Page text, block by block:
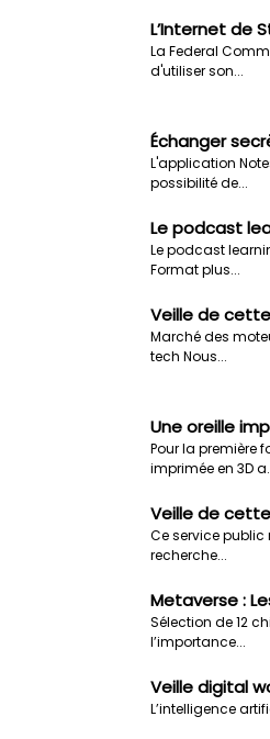
L’Internet de
La Federal
d'utiliser son...
Échanger
L'application
possibilité de...
Le podcast
Le podcast
Format plus...
Veille de
Marché des
tech Nous...
Une oreille
Pour la première
imprimée en 3D
Veille de
Ce service
recherche...
Metaverse :
Sélection de 12
l’importance...
Veille digital
L’intelligence